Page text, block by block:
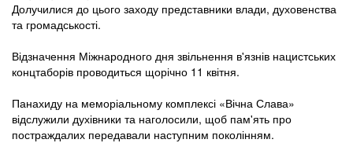
Долучилися до цього заходу представники влади, духовенства
та громадськості.
Відзначення Міжнародного дня звільнення в'язнів нацистських
концтаборів проводиться щорічно 11 квітня.
Панахиду на меморіальному комплексі «Вічна Слава»
відслужили духівники та наголосили, щоб пам'ять про
постраждалих передавали наступним поколінням.